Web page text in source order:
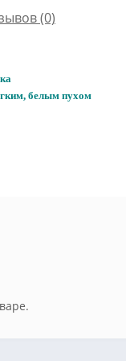
(0)
белым пухом